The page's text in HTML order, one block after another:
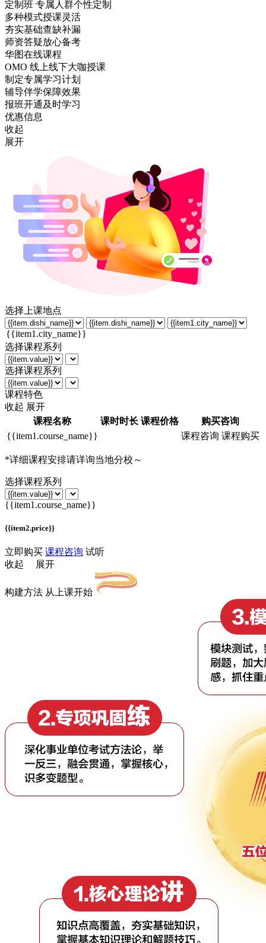
定制班 专属人群个性定制
多种模式授课灵活
夯实基础查缺补漏
师资答疑放心备考
华图在线课程
OMO 线上线下大咖授课
制定专属学习计划
辅导伴学保障效果
报班开通及时学习
优惠信息
收起
展开
选择上课地点
选择课程系列
选择课程系列
课程特色
收起 展开
课程名称
课时时长 课程价格
购买咨询
{{item1.course_name}}
课程咨询 课程购买
*详细课程安排请详询当地分校～
选择课程系列
{{item1.course_name}}
{{item2.price}}
立即购买 课程咨询 试听
收起
展开
构建方法 从上课开始